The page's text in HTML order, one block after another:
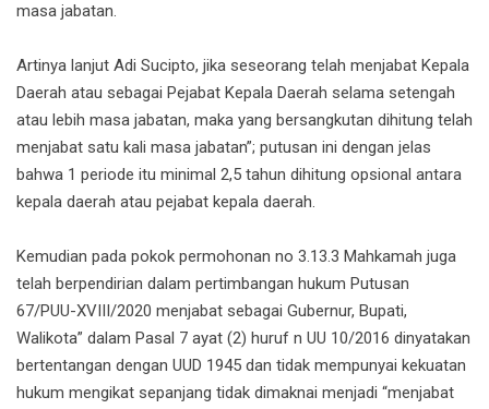
masa jabatan.
Artinya lanjut Adi Sucipto, jika seseorang telah menjabat Kepala
Daerah atau sebagai Pejabat Kepala Daerah selama setengah
atau lebih masa jabatan, maka yang bersangkutan dihitung telah
menjabat satu kali masa jabatan”; putusan ini dengan jelas
bahwa 1 periode itu minimal 2,5 tahun dihitung opsional antara
kepala daerah atau pejabat kepala daerah.
Kemudian pada pokok permohonan no 3.13.3 Mahkamah juga
telah berpendirian dalam pertimbangan hukum Putusan
67/PUU-XVIII/2020 menjabat sebagai Gubernur, Bupati,
Walikota” dalam Pasal 7 ayat (2) huruf n UU 10/2016 dinyatakan
bertentangan dengan UUD 1945 dan tidak mempunyai kekuatan
hukum mengikat sepanjang tidak dimaknai menjadi “menjabat